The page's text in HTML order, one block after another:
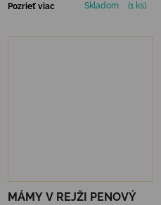
Pozrieť viac Skladom (1 ks)
MÁMY V REJŽI PENOVÝ